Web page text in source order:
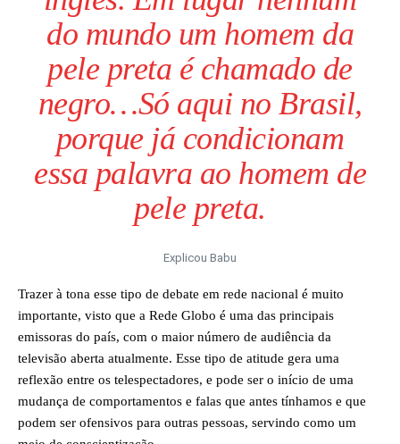
do mundo um homem da
pele preta é chamado de
negro…Só aqui no Brasil,
porque já condicionam
essa palavra ao homem de
pele preta.
Explicou Babu
Trazer à tona esse tipo de debate em rede nacional é muito
importante, visto que a Rede Globo é uma das principais
emissoras do país, com o maior número de audiência da
televisão aberta atualmente. Esse tipo de atitude gera uma
reflexão entre os telespectadores, e pode ser o início de uma
mudança de comportamentos e falas que antes tínhamos e que
podem ser ofensivos para outras pessoas, servindo como um